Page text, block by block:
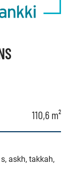
110,6 m²
askh, takkah,